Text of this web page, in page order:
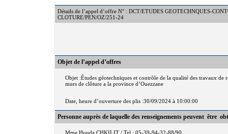
Détails de l’appel d’offre N° : DCT/ETUDES GEOTECHNQUES-
CLOTURE/PEN/OZ/251-24
Objet de l’appel d’offres
Objet :Études géotechniques et contrôle de la qualité des travaux de
murs de clôture a la province d’Ouezzane
Date, heure d’ouverture des plis :30/09/2024 à 10:00:00
Personne auprès de laquelle des renseignements peuvent être
Mme Houda CHKILIT / Tel : 05-39-94-32-88/90